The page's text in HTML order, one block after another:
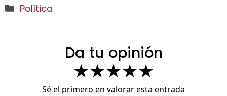
Categorías
Política
Da tu opinión
★★★★★
Sé el primero en valorar esta entrada